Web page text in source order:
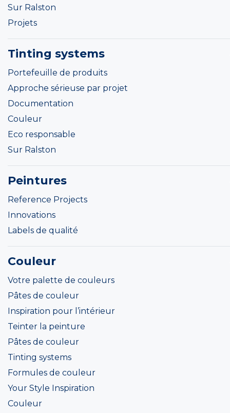
Sur Ralston
Projets
Tinting systems
Portefeuille de produits
Approche sérieuse par projet
Documentation
Couleur
Eco responsable
Sur Ralston
Peintures
Reference Projects
Innovations
Labels de qualité
Couleur
Votre palette de couleurs
Pâtes de couleur
Inspiration pour l’intérieur
Teinter la peinture
Pâtes de couleur
Tinting systems
Formules de couleur
Your Style Inspiration
Couleur